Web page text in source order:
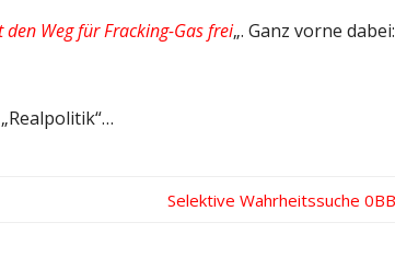
Weg für Fracking-Gas frei„. Ganz vorne dabei:
Nächster
Selektive Wahrheitssuche